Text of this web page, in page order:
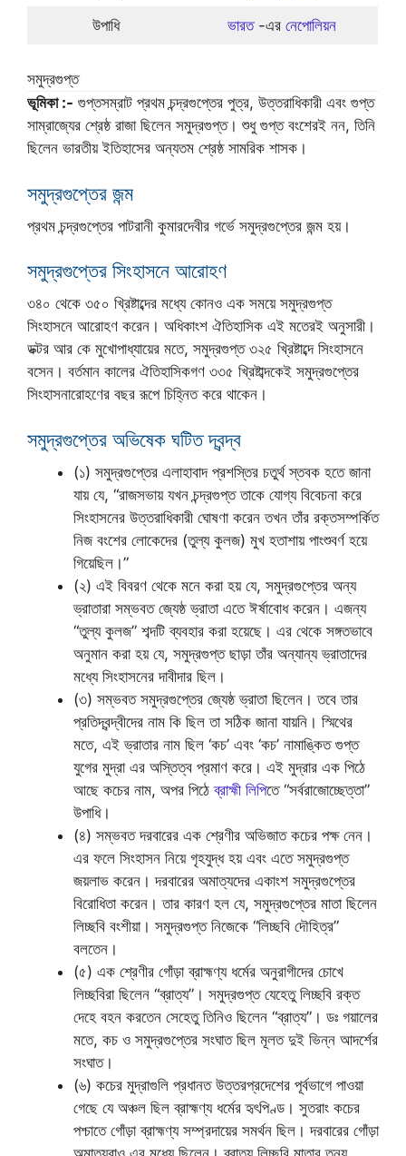
উপাধি ভারত-এর নেপোলিয়ন
সমুদ্রগুপ্ত
ভূমিকা :- গুপ্তসম্রাট প্রথম চন্দ্রগুপ্তের পুত্র, উত্তরাধিকারী এবং গুপ্ত
সাম্রাজ্যের শ্রেষ্ঠ রাজা ছিলেন সমুদ্রগুপ্ত। শুধু গুপ্ত বংশেরই নন, তিনি
ছিলেন ভারতীয় ইতিহাসের অন্যতম শ্রেষ্ঠ সামরিক শাসক।
সমুদ্রগুপ্তের জন্ম
প্রথম চন্দ্রগুপ্তের পাটরানী কুমারদেবীর গর্ভে সমুদ্রগুপ্তের জন্ম হয়।
সমুদ্রগুপ্তের সিংহাসনে আরোহণ
৩৪০ থেকে ৩৫০ খ্রিষ্টাব্দের মধ্যে কোনও এক সময়ে সমুদ্রগুপ্ত
সিংহাসনে আরোহণ করেন। অধিকাংশ ঐতিহাসিক এই মতেরই অনুসারী।
ডক্টর আর কে মুখোপাধ্যায়ের মতে, সমুদ্রগুপ্ত ৩২৫ খ্রিষ্টাব্দে সিংহাসনে
বসেন। বর্তমান কালের ঐতিহাসিকগণ ৩৩৫ খ্রিষ্টাব্দকেই সমুদ্রগুপ্তের
সিংহাসনারোহণের বছর রূপে চিহ্নিত করে থাকেন।
সমুদ্রগুপ্তের অভিষেক ঘটিত দ্বন্দ্ব
(১) সমুদ্রগুপ্তের এলাহাবাদ প্রশস্তির চতুর্থ স্তবক হতে জানা
যায় যে, “রাজসভায় যখন চন্দ্রগুপ্ত তাকে যোগ্য বিবেচনা করে
সিংহাসনের উত্তরাধিকারী ঘোষণা করেন তখন তাঁর রক্তসম্পর্কিত
নিজ বংশের লোকেদের (তুল্য কুলজ) মুখ হতাশায় পাংশুবর্ণ হয়ে
গিয়েছিল।”
(২) এই বিবরণ থেকে মনে করা হয় যে, সমুদ্রগুপ্তের অন্য
ভ্রাতারা সম্ভবত জ্যেষ্ঠ ভ্রাতা এতে ঈর্ষাবোধ করেন। এজন্য
“তুল্য কুলজ” শব্দটি ব্যবহার করা হয়েছে। এর থেকে সঙ্গতভাবে
অনুমান করা হয় যে, সমুদ্রগুপ্ত ছাড়া তাঁর অন্যান্য ভ্রাতাদের
মধ্যে সিংহাসনের দাবীদার ছিল।
(৩) সম্ভবত সমুদ্রগুপ্তের জ্যেষ্ঠ ভ্রাতা ছিলেন। তবে তার
প্রতিদ্বন্দ্বীদের নাম কি ছিল তা সঠিক জানা যায়নি। স্মিথের
মতে, এই ভ্রাতার নাম ছিল ‘কচ’ এবং ‘কচ’ নামাঙ্কিত গুপ্ত
যুগের মুদ্রা এর অস্তিত্ব প্রমাণ করে। এই মুদ্রার এক পিঠে
আছে কচের নাম, অপর পিঠেব্রাহ্মী লিপিতে “সর্বরাজোচ্ছেত্তা”
উপাধি।
(৪) সম্ভবত দরবারের এক শ্রেণীর অভিজাত কচের পক্ষ নেন।
এর ফলে সিংহাসন নিয়ে গৃহযুদ্ধ হয় এবং এতে সমুদ্রগুপ্ত
জয়লাভ করেন। দরবারের অমাত্যদের একাংশ সমুদ্রগুপ্তের
বিরোধিতা করেন। তার কারণ হল যে, সমুদ্রগুপ্তের মাতা ছিলেন
লিচ্ছবি বংশীয়া। সমুদ্রগুপ্ত নিজেকে “লিচ্ছবি দৌহিত্র”
বলতেন।
(৫) এক শ্রেণীর গোঁড়া ব্রাহ্মণ্য ধর্মের অনুরাগীদের চোখে
লিচ্ছবিরা ছিলেন “ব্রাত্য”। সমুদ্রগুপ্ত যেহেতু লিচ্ছবি রক্ত
দেহে বহন করতেন সেহেতু তিনিও ছিলেন “ব্রাত্য”। ডঃ গয়ালের
মতে, কচ ও সমুদ্রগুপ্তের সংঘাত ছিল মূলত দুই ভিন্ন আদর্শের
সংঘাত।
(৬) কচের মুদ্রাগুলি প্রধানত উত্তরপ্রদেশের পূর্বভাগে পাওয়া
গেছে যে অঞ্চল ছিল ব্রাহ্মণ্য ধর্মের হৃৎপিণ্ড। সুতরাং কচের
পশ্চাতে গোঁড়া ব্রাহ্মণ্য সম্প্রদায়ের সমর্থন ছিল। দরবারের গোঁড়া